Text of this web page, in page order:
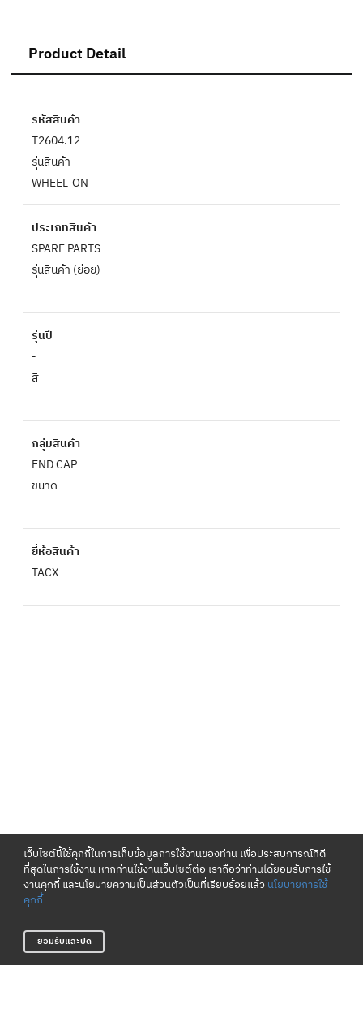
เว็บไซต์นี้ใช้คุกกี้ในการเก็บข้อมูลการใช้งานของท่าน เพื่อประสบการณ์ที่ดี
ที่สุดในการใช้งาน หากท่านใช้งานเว็บไซต์ต่อ เราถือว่าท่านได้ยอมรับการใช้
งานคุกกี้ และนโยบายความเป็นส่วนตัวเป็นที่เรียบร้อยแล้ว นโยบายการใช้
คุกกี้
ยอมรับและปิด
Product Detail
รหัสสินค้า
T2604.12
รุ่นสินค้า
WHEEL-ON
ประเภทสินค้า
SPARE PARTS
รุ่นสินค้า (ย่อย)
-
รุ่นปี
-
สี
-
กลุ่มสินค้า
END CAP
ขนาด
-
ยี่ห้อสินค้า
TACX